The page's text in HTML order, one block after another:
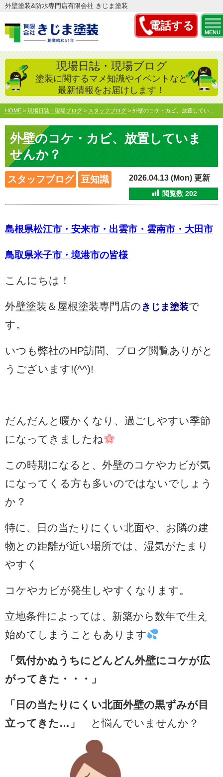
電話する
MENU
外壁塗装&防水専門店有限会社 きじま塗装
現場日誌・現場ブログ
塗装に関するマメ知識やイベントなど
最新情報をお届けします！
HOME > 現場日誌・現場ブログ > スタッフブログ > 外壁のコケ・カビ、放置していませんか？
外壁のコケ・カビ、放置していま
せんか？
スタッフブログ 豆知識 2026.04.13 (Mon) 更新
閲覧数 202
島根県松江市・安来市・出雲市・雲南市・大田市
鳥取県米子市・境港市の皆様
こんにちは！
外壁塗装＆屋根塗装専門店の きじま塗装で
す。
いつも弊社のHP訪問、ブログ閲覧ありがと
うございます!(^^)!
だんだんと暖かくなり、過ごしやすい季節
になってきましたね
この時期になると、外壁のコケやカビが気
になってくる方も多いのではないでしょう
か？
特に、日の当たりにくい北面や、お隣の建
物との距離が近い場所では、湿気がたまり
やすく
コケやカビが発生しやすくなります。
立地条件によっては、新築から数年で生え
始めてしまうこともあります
「気付かぬうちにどんどん外壁にコケが広
がってきた・・・」
「日の当たりにくい北面外壁の黒ずみが目
立ってきた…」
と悩んでいませんか？